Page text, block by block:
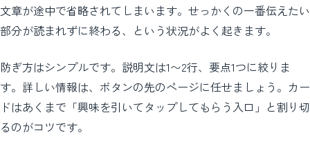
文章が途中で省略されてしまいます。せっかくの一番伝えたい
部分が読まれずに終わる、という状況がよく起きます。
防ぎ方はシンプルです。説明文は1〜2行、要点1つに絞りま
す。詳しい情報は、ボタンの先のページに任せましょう。カー
ドはあくまで「興味を引いてタップしてもらう入口」と割り切
るのがコツです。